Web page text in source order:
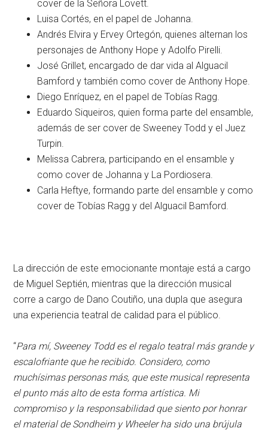
cover de la Señora Lovett.
Luisa Cortés, en el papel de Johanna.
Andrés Elvira y Ervey Ortegón, quienes alternan los
personajes de Anthony Hope y Adolfo Pirelli.
José Grillet, encargado de dar vida al Alguacil
Bamford y también como cover de Anthony Hope.
Diego Enríquez, en el papel de Tobías Ragg.
Eduardo Siqueiros, quien forma parte del ensamble,
además de ser cover de Sweeney Todd y el Juez
Turpin.
Melissa Cabrera, participando en el ensamble y
como cover de Johanna y La Pordiosera.
Carla Heftye, formando parte del ensamble y como
cover de Tobías Ragg y del Alguacil Bamford.
La dirección de este emocionante montaje está a cargo
de Miguel Septién, mientras que la dirección musical
corre a cargo de Dano Coutiño, una dupla que asegura
una experiencia teatral de calidad para el público.
“Para mí, Sweeney Todd es el regalo teatral más grande y
escalofriante que he recibido. Considero, como
muchísimas personas más, que este musical representa
el punto más alto de esta forma artística. Mi
compromiso y la responsabilidad que siento por honrar
el material de Sondheim y Wheeler ha sido una brújula